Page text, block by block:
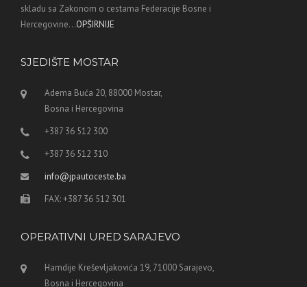
skladu sa Zakonom o cestama Federacije Bosne i
Hercegovine...OPŠIRNIJE
SJEDIŠTE MOSTAR
Adema Buća 20, 88000 Mostar,
Bosna i Hercegovina
+387 36 512 300
+387 36 512 310
info@jpautoceste.ba
FAX: +387 36 512 301
OPERATIVNI URED SARAJEVO
Hamdije Kreševljakovića 19, 71000 Sarajevo,
Bosna i Hercegovina